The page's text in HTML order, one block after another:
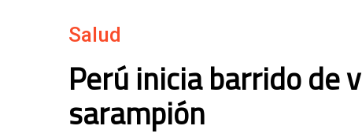
Salud
Perú inicia barrido de
sarampión